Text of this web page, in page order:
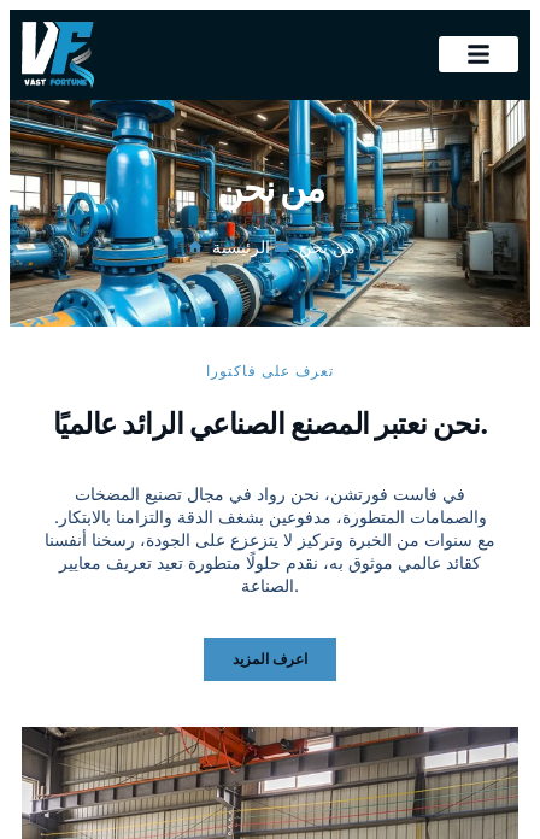
من نحن
الرئيسية من نحن
تعرف على فاكتورا
نحن نعتبر المصنع الصناعي الرائد عالميًا.
في فاست فورتشن، نحن رواد في مجال تصنيع المضخات
والصمامات المتطورة، مدفوعين بشغف الدقة والتزامنا بالابتكار.
مع سنوات من الخبرة وتركيز لا يتزعزع على الجودة، رسخنا أنفسنا
كقائد عالمي موثوق به، نقدم حلولًا متطورة تعيد تعريف معايير
الصناعة.
اعرف المزيد